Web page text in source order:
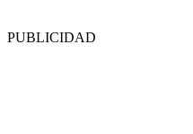
PUBLICIDAD